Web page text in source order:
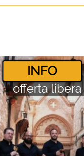
­INFO
offerta libera